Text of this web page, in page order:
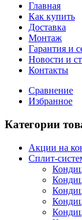
Главная
Как купить
Доставка
Монтаж
Гарантия и
Новости и
Контакты
Сравнение
Избранное
Категории
Акции на
Сплит-